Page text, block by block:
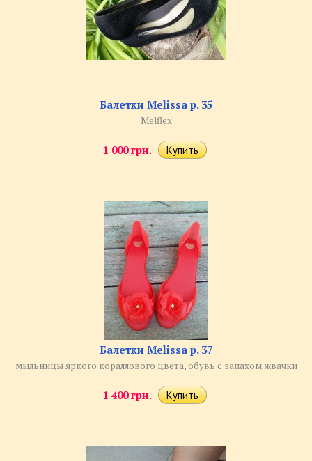
Балетки Melissa р. 35
Melflex
1 000 грн.
Балетки Melissa р. 37
мыльницы яркого кораллового цвета, обувь с запахом жвачки
1 400 грн.